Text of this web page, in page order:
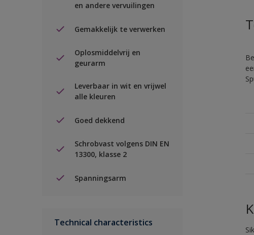
en andere vervuilingen
Gemakkelijk te verwerken
Oplosmiddelvrij en
geurarm
Leverbaar in wit en vrijwel
alle kleuren
Goed dekkend
Schrobvast volgens DIN EN
13300, klasse 2
Spanningsarm
Technical characteristics